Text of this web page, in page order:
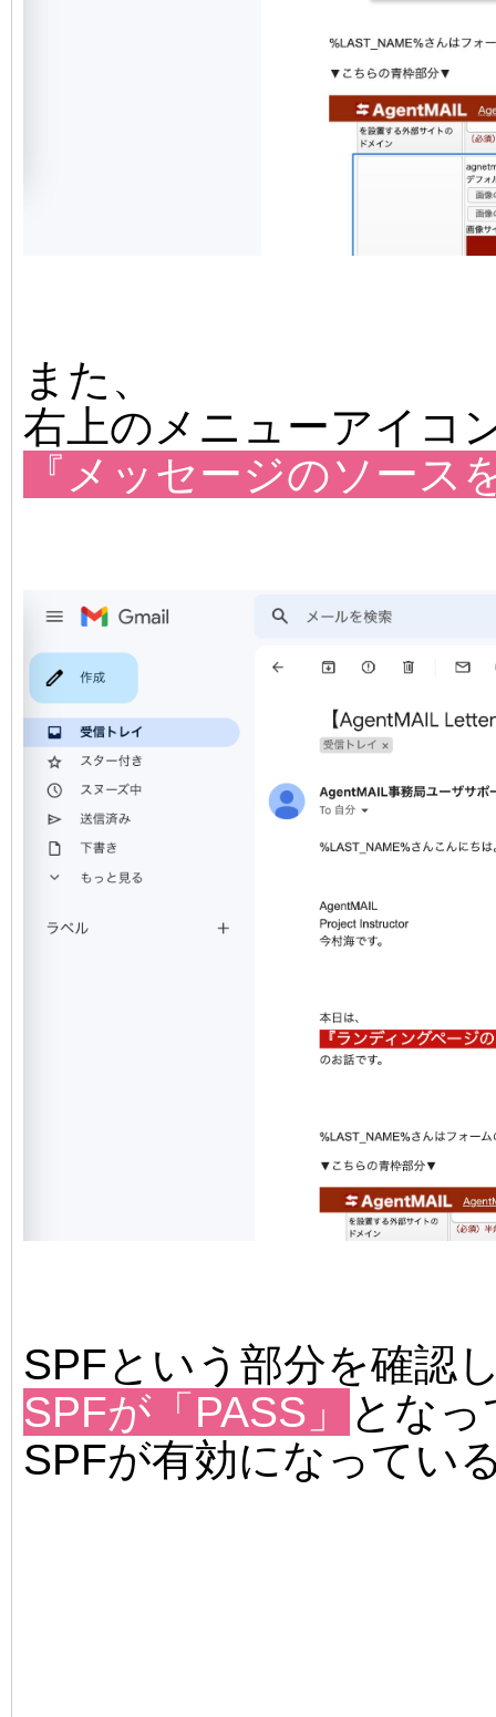
また、
右上のメニューアイコ
『メッセージのソース
SPFという部分を確認
SPFが 「PASS」
とな
SPFが有効になってい